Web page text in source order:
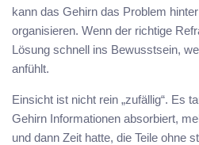
kann das Gehirn das Problem
organisieren. Wenn der richtige
Lösung schnell ins Bewusstsein,
anfühlt.
Einsicht ist nicht rein „zufällig“. Es
Gehirn Informationen absorbiert,
und dann Zeit hatte, die Teile ohne